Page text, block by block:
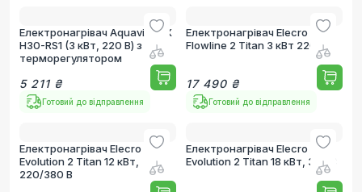
Електронагрівач Aquaviva LX
H30-RS1 (3 кВт, 220 В) з
терморегулятором
5 211 ₴
Готовий до відправлення
Електронагрівач Elecro
Flowline 2 Titan 3 кВт 220 В
17 490 ₴
Готовий до відправлення
Електронагрівач Elecro
Evolution 2 Titan 12 кВт,
220/380 В
Електронагрівач Elecro
Evolution 2 Titan 18 кВт, 380 В